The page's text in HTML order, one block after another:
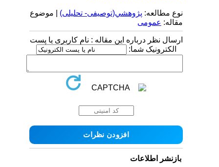
نوع مطالعه:پژوهشي(توصیفی- تحلیلی) | موضوع
مقاله:عمومى
ارسال نظر درباره این مقاله : نام کاربری یا پست
الکترونیک شما:
بازنشر اطلاعات